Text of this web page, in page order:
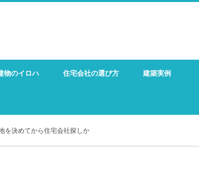
物のイロハ 住宅会社の選び方 建築実例
を決めてから住宅会社探しか